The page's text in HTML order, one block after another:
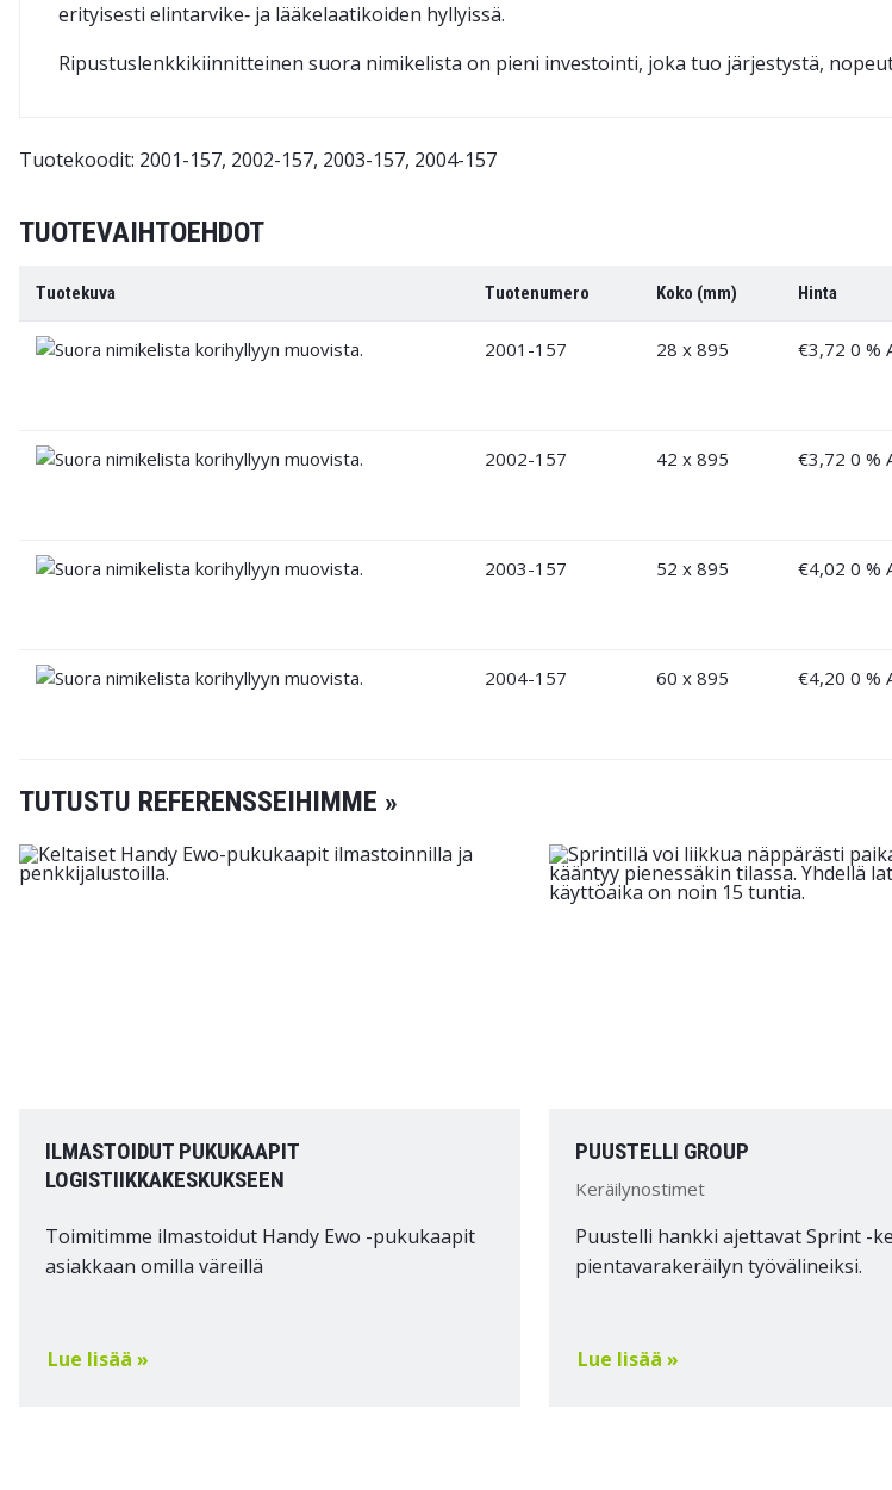
erityisesti elintarvike‑ ja lääkelaatikoiden hyllyissä.
Ripustuslenkkikiinnitteinen suora nimikelista on pieni investointi, joka tuo järjestystä,
Tuotekoodit: 2001-157, 2002-157, 2003-157, 2004-157
TUOTEVAIHTOEHDOT
Tuotekuva Tuotenumero Koko (mm) Hinta
2001-157 28 x 895 €3,72 0 %
2002-157 42 x 895 €3,72 0 %
2003-157 52 x 895 €4,02 0 %
2004-157 60 x 895 €4,20 0 %
TUTUSTU REFERENSSEIHIMME »
ILMASTOIDUT PUKUKAAPIT
LOGISTIIKKAKESKUKSEEN
Toimitimme ilmastoidut Handy Ewo -pukukaapit
asiakkaan omilla väreillä
Lue lisää »
PUUSTELLI GROUP
Keräilynostimet
Puustelli hankki ajettavat Sprint -
pientavarakeräilyn työvälineiksi.
Lue lisää »